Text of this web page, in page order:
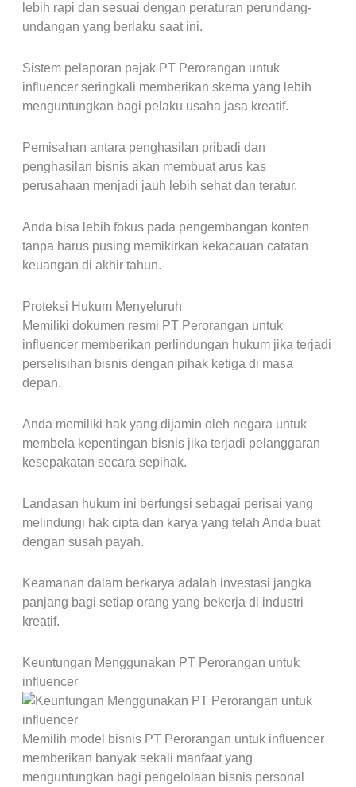
lebih rapi dan sesuai dengan peraturan perundang-
undangan yang berlaku saat ini.
Sistem pelaporan pajak PT Perorangan untuk
influencer seringkali memberikan skema yang lebih
menguntungkan bagi pelaku usaha jasa kreatif.
Pemisahan antara penghasilan pribadi dan
penghasilan bisnis akan membuat arus kas
perusahaan menjadi jauh lebih sehat dan teratur.
Anda bisa lebih fokus pada pengembangan konten
tanpa harus pusing memikirkan kekacauan catatan
keuangan di akhir tahun.
Proteksi Hukum Menyeluruh
Memiliki dokumen resmi PT Perorangan untuk
influencer memberikan perlindungan hukum jika terjadi
perselisihan bisnis dengan pihak ketiga di masa
depan.
Anda memiliki hak yang dijamin oleh negara untuk
membela kepentingan bisnis jika terjadi pelanggaran
kesepakatan secara sepihak.
Landasan hukum ini berfungsi sebagai perisai yang
melindungi hak cipta dan karya yang telah Anda buat
dengan susah payah.
Keamanan dalam berkarya adalah investasi jangka
panjang bagi setiap orang yang bekerja di industri
kreatif.
Keuntungan Menggunakan PT Perorangan untuk
influencer
Memilih model bisnis PT Perorangan untuk influencer
memberikan banyak sekali manfaat yang
menguntungkan bagi pengelolaan bisnis personal